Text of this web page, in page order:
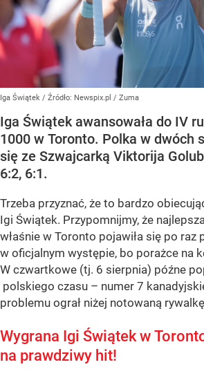
Iga Świątek / Źródło: Newspix.pl / Zuma
Iga Świątek awansowała do IV
1000 w Toronto. Polka w dwóch
się ze Szwajcarką Viktorija
6:2, 6:1.
Trzeba przyznać, że to bardzo
Igi Świątek. Przypomnijmy, że
właśnie w Toronto pojawiła się po raz
w oficjalnym występie, bo porażce na
W czwartkowe (tj. 6 sierpnia) późne
polskiego czasu – numer 7
problemu ograł niżej notowaną
Wygrana Igi Świątek w
na prawdziwy hit!